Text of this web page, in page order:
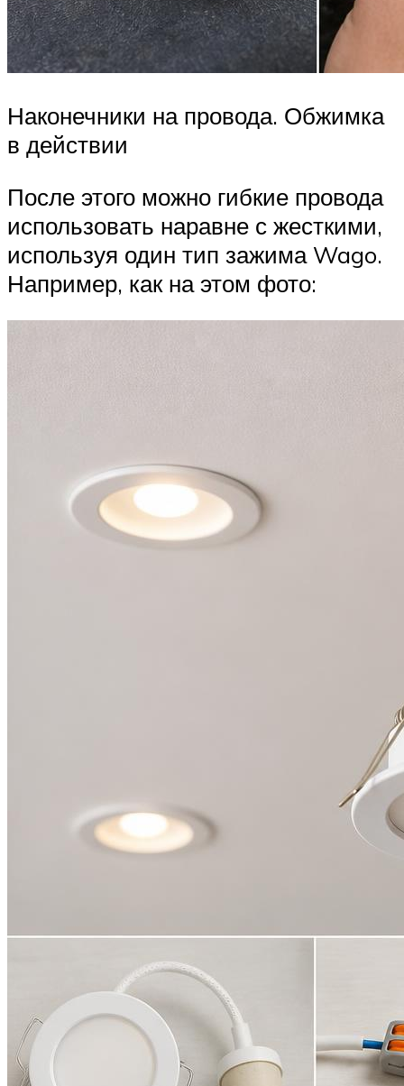
Наконечники на провода. Обжимка
в действии
После этого можно гибкие провода
использовать наравне с жесткими,
используя один тип зажима Wago.
Например, как на этом фото: